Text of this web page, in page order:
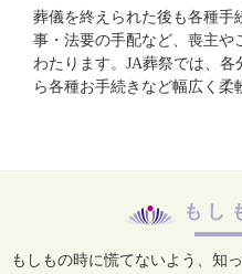
葬儀を終えられた後も各種手
事・法要の手配など、喪主や
わたります。JA葬祭では、
ら各種お手続きなど幅広く柔
もし
もしもの時に慌てないよう、知